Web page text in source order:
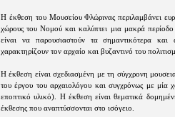
Η έκθεση του Μουσείου Φλώρινας περιλαμβάνει
χώρους του Νομού και καλύπτει μια μακρά
είναι να παρουσιαστούν τα σημαντικότερα
χαρακτηρίζουν τον αρχαίο και βυζαντινό του
Η έκθεση είναι σχεδιασμένη με τη σύγχρονη
του έργου του αρχαιολόγου και συγχρόνως με μία
εποπτικό υλικό). Η έκθεση είναι θεματικά
έκθεσης που αναπτύσσονται στο ισόγειο.